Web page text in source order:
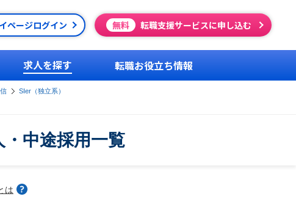
ページログイン 無料 転職支援サービスに申し込む
求人を探す 転職お役立ち情報
SIer（独立系）
中途採用一覧
は